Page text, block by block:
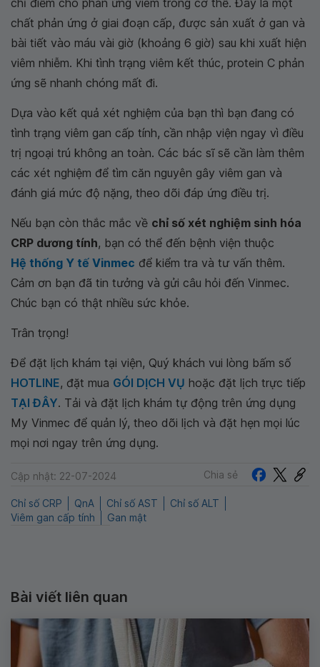
chỉ điểm cho phản ứng viêm trong cơ thể. Đây là một
chất phản ứng ở giai đoạn cấp, được sản xuất ở gan và
bài tiết vào máu vài giờ (khoảng 6 giờ) sau khi xuất hiện
viêm nhiễm. Khi tình trạng viêm kết thúc, protein C phản
ứng sẽ nhanh chóng mất đi.
Dựa vào kết quả xét nghiệm của bạn thì bạn đang có
tình trạng viêm gan cấp tính, cần nhập viện ngay vì điều
trị ngoại trú không an toàn. Các bác sĩ sẽ cần làm thêm
các xét nghiệm để tìm căn nguyên gây viêm gan và
đánh giá mức độ nặng, theo dõi đáp ứng điều trị.
Nếu bạn còn thắc mắc về chỉ số xét nghiệm sinh hóa
CRP dương tính, bạn có thể đến bệnh viện thuộc
Hệ thống Y tế Vinmec để kiểm tra và tư vấn thêm.
Cảm ơn bạn đã tin tưởng và gửi câu hỏi đến Vinmec.
Chúc bạn có thật nhiều sức khỏe.
Trân trọng!
Để đặt lịch khám tại viện, Quý khách vui lòng bấm số
HOTLINE, đặt mua GÓI DỊCH VỤ hoặc đặt lịch trực tiếp
TẠI ĐÂY. Tải và đặt lịch khám tự động trên ứng dụng
My Vinmec để quản lý, theo dõi lịch và đặt hẹn mọi lúc
mọi nơi ngay trên ứng dụng.
Cập nhật: 22-07-2024 Chia sẻ
Chỉ số CRP QnA Chỉ số AST
Chỉ số ALT
Viêm gan cấp tính
Gan mật
Bài viết liên quan